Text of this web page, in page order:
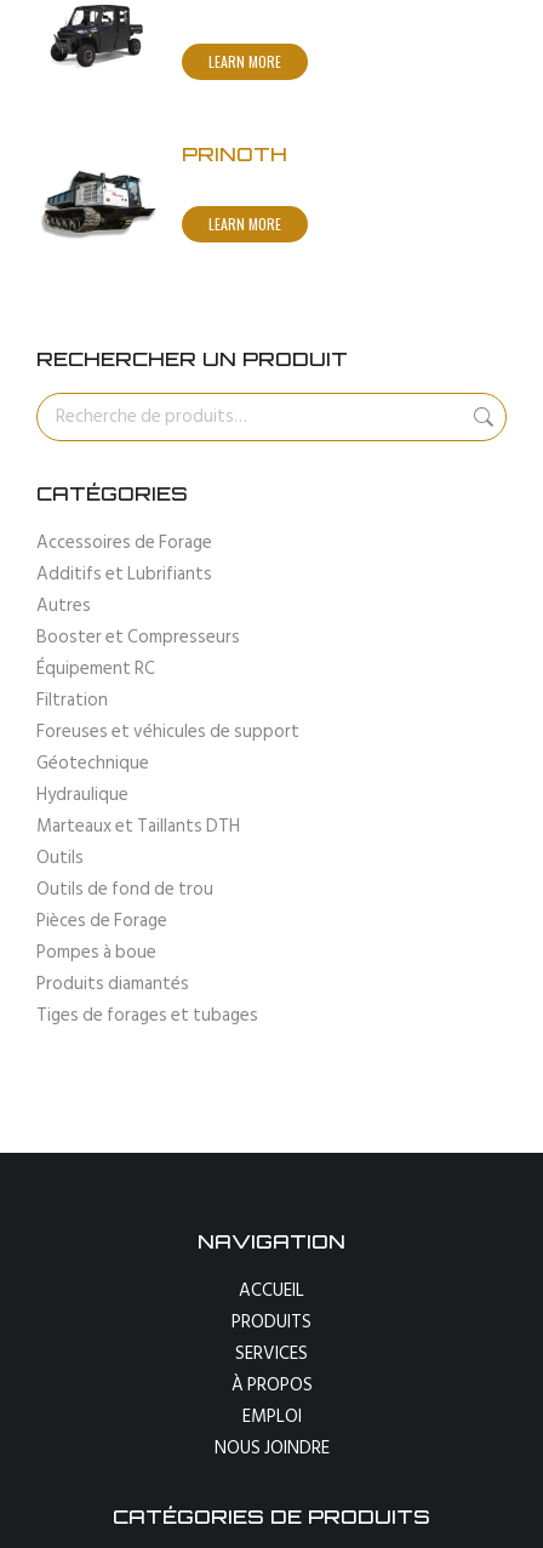
LEARN MORE
PRINOTH
LEARN MORE
RECHERCHER UN PRODUIT
CATÉGORIES
Accessoires de Forage
Additifs et Lubrifiants
Autres
Booster et Compresseurs
Équipement RC
Filtration
Foreuses et véhicules de support
Géotechnique
Hydraulique
Marteaux et Taillants DTH
Outils
Outils de fond de trou
Pièces de Forage
Pompes à boue
Produits diamantés
Tiges de forages et tubages
NAVIGATION
ACCUEIL
PRODUITS
SERVICES
À PROPOS
EMPLOI
NOUS JOINDRE
CATÉGORIES DE PRODUITS